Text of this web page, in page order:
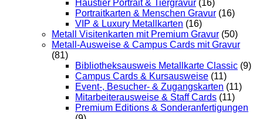
Haustier Portrait & Tiergravur (16)
Portraitkarten & Menschen Gravur (16)
VIP & Luxury Metallkarten (16)
Metall Visitenkarten mit Premium Gravur (50)
Metall-Ausweise & Campus Cards mit Gravur
(81)
Bibliotheksausweis Metallkarte Classic (9)
Campus Cards & Kursausweise (11)
Event-, Besucher- & Zugangskarten (11)
Mitarbeiterausweise & Staff Cards (11)
Premium Editions & Sonderanfertigungen